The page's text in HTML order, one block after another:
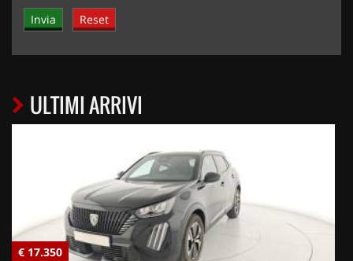
ULTIMI ARRIVI
€ 17.350